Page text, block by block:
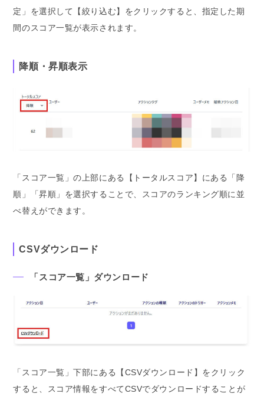
定」を選択して【絞り込む】をクリックすると、指定した期
間のスコア一覧が表示されます。
降順・昇順表示
「スコア一覧」の上部にある【トータルスコア】にある「降
順」「昇順」を選択することで、スコアのランキング順に並
べ替えができます。
CSVダウンロード
「スコア一覧」ダウンロード
「スコア一覧」下部にある【CSVダウンロード】をクリック
すると、スコア情報をすべてCSVでダウンロードすることが